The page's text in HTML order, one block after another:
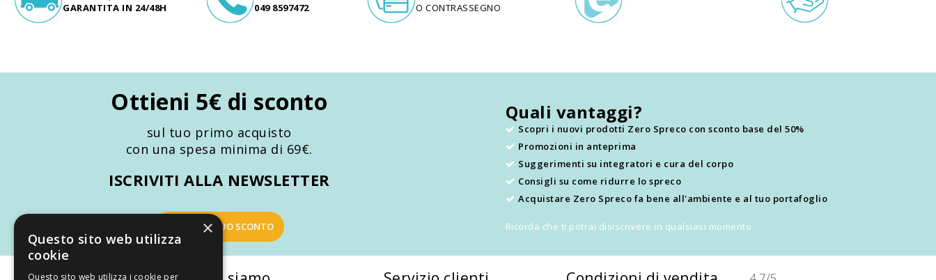
GARANTITA IN 24/48H
049 8597472
O CONTRASSEGNO
Ottieni 5€ di sconto
sul tuo primo acquisto
con una spesa minima di 69€.
ISCRIVITI ALLA NEWSLETTER
OTTIENI IL TUO SCONTO
Quali vantaggi?
Scopri i nuovi prodotti Zero Spreco con sconto base del 50%
Promozioni in anteprima
Suggerimenti su integratori e cura del corpo
Consigli su come ridurre lo spreco
Acquistare Zero Spreco fa bene all'ambiente e al tuo portafoglio
Ricorda che ti potrai disiscrivere in qualsiasi momento
×
Questo sito web utilizza
cookie
Questo sito web utilizza i cookie per